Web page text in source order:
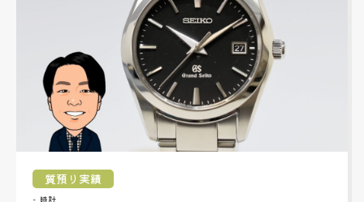
質預り実績
時計